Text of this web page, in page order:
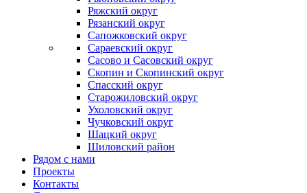
Ряжский округ
Рязанский округ
Сапожковский округ
Сараевский округ
Сасово и Сасовский округ
Скопин и Скопинский округ
Спасский округ
Старожиловский округ
Ухоловский округ
Чучковский округ
Шацкий округ
Шиловский район
Рядом с нами
Проекты
Контакты